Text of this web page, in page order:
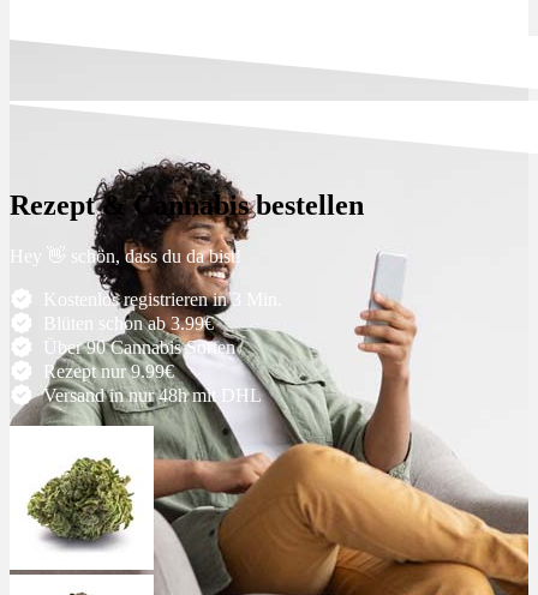
Shop & Live-Bestand
Extrakte
Ablauf
Therapien
Alle Krankheiten
Chronische Schmerzen
Rezept & Cannabis bestellen
Hey 👋 schön, dass du da bist!
Kostenlos registrieren in 3 Min.
Blüten schon ab 3.99€
Über 90 Cannabis Sorten
Rezept nur 9.99€
Versand in nur 48h mit DHL